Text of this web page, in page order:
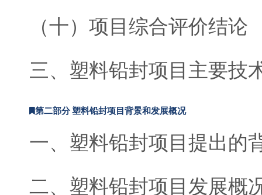
（十）项目综合评价结论
三、塑料铅封项目主要技
第二部分 塑料铅封项目背景和发展概况
一、塑料铅封项目提出的
二、塑料铅封项目发展概